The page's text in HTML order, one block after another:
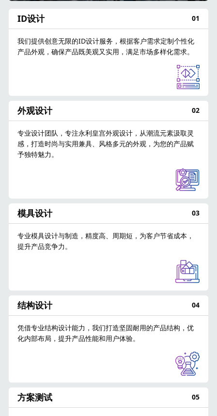
ID设计 01
我们提供创意无限的ID设计服务，根据客户需求定制个性化
产品外观，确保产品既美观又实用，满足市场多样化需求。
外观设计 02
专业设计团队，专注永利皇宫外观设计，从潮流元素汲取灵
感，打造时尚与实用兼具、风格多元的外观，为您的产品赋
予独特魅力。
模具设计 03
专业模具设计与制造，精度高、周期短，为客户节省成本，
提升产品竞争力。
结构设计 04
凭借专业结构设计能力，我们打造坚固耐用的产品结构，优
化内部布局，提升产品性能和用户体验。
方案测试 05